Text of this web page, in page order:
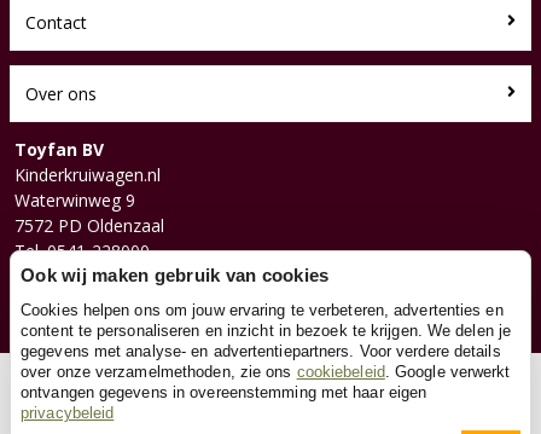
Contact
Over ons
Toyfan BV
Kinderkruiwagen.nl
Waterwinweg 9
7572 PD Oldenzaal
Tel. 0541-228000
Facebook
Instagram
© 2026 Toyfan BV
Ook wij maken gebruik van cookies
Cookies helpen ons om jouw ervaring te verbeteren, advertenties en
content te personaliseren en inzicht in bezoek te krijgen. We delen je
gegevens met analyse- en advertentiepartners. Voor verdere details
over onze verzamelmethoden, zie ons cookiebeleid. Google verwerkt
ontvangen gegevens in overeenstemming met haar eigen
privacybeleid